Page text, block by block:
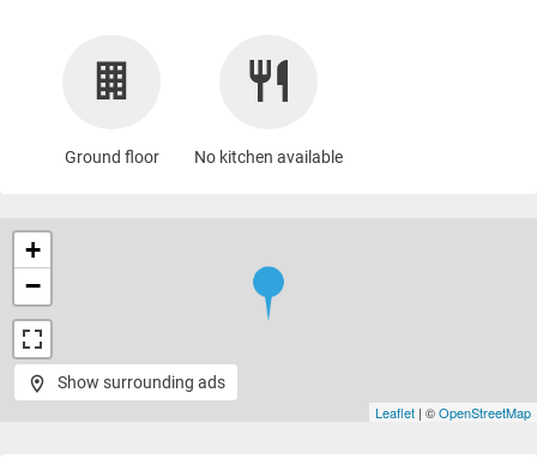
Ground floor No kitchen available
+
−
Leaflet | ©OpenStreetMap
Show surrounding ads